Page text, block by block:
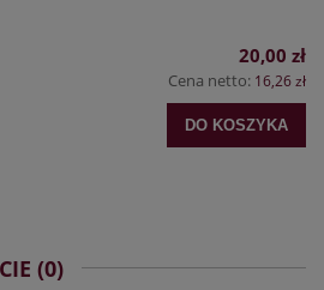
20,00 zł
Cena netto: 16,26 zł
DO KOSZYKA
(0)